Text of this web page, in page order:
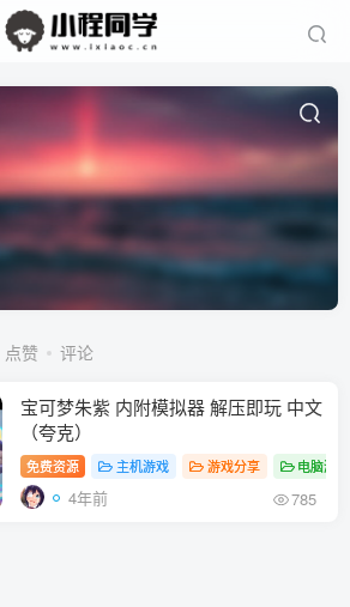
点赞 评论
宝可梦朱紫 内附模拟器 解压即玩 中文
（夸克）
免费资源 主机游戏 游戏分享 电脑游戏
4年前 785